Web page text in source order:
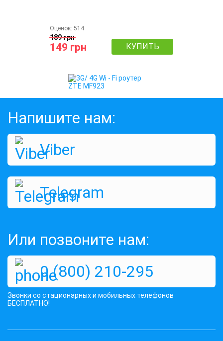
Оценок: 514
189 грн
149 грн КУПИТЬ
Оценок:431
Напишите нам:
Viber
Telegram
Или позвоните нам:
0 (800) 210-295
Звонки со стационарных и мобильных телефонов
БЕСПЛАТНО!